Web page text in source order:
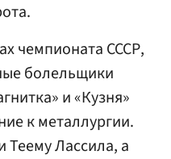
чемпионата СССР,
болельщики
и «Кузня»
к металлургии.
Теему Лассила, а